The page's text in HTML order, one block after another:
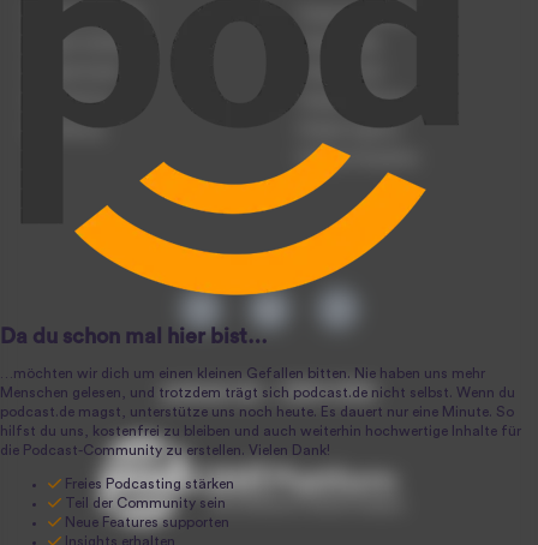
Podcast anmelden
Podcast hochladen
Podcast-Events
Registrierung
Anmeldung
Podcast-Beratung
Podcast-Jobs
Podcast-Push
Podcast-Werbung
Podcast-Agentur
Podcast-Produktion
podcast.de ~ 2004-2026